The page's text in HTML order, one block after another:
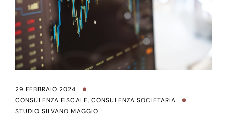
29 FEBBRAIO 2024
CONSULENZA FISCALE, CONSULENZA SOCIETARIA
STUDIO SILVANO MAGGIO